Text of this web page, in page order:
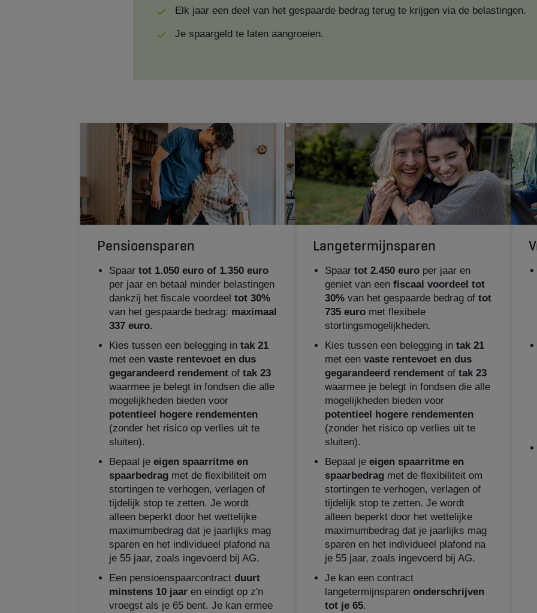
Elk jaar een deel van het gespaarde bedrag terug te krijgen via de belastingen.
Je spaargeld te laten aangroeien.
Pensioensparen
Spaar tot 1.050 euro of 1.350 euro
per jaar en betaal minder belastingen
dankzij het fiscale voordeel tot 30%
van het gespaarde bedrag: maximaal
337 euro.
Kies tussen een belegging in tak 21
met een vaste rentevoet en dus
gegarandeerd rendement of tak 23
waarmee je belegt in fondsen die alle
mogelijkheden bieden voor
potentieel hogere rendementen
(zonder het risico op verlies uit te
sluiten).
Bepaal je eigen spaarritme en
spaarbedrag met de flexibiliteit om
stortingen te verhogen, verlagen of
tijdelijk stop te zetten. Je wordt
alleen beperkt door het wettelijke
maximumbedrag dat je jaarlijks mag
sparen en het individueel plafond na
je 55 jaar, zoals ingevoerd bij AG.
Een pensioenspaarcontract duurt
minstens 10 jaar en eindigt op z'n
vroegst als je 65 bent. Je kan ermee
Langetermijnsparen
Spaar tot 2.450 euro per jaar en
geniet van een fiscaal voordeel tot
30% van het gespaarde bedrag of tot
735 euro met flexibele
stortingsmogelijkheden.
Kies tussen een belegging in tak 21
met een vaste rentevoet en dus
gegarandeerd rendement of tak 23
waarmee je belegt in fondsen die alle
mogelijkheden bieden voor
potentieel hogere rendementen
(zonder het risico op verlies uit te
sluiten).
Bepaal je eigen spaarritme en
spaarbedrag met de flexibiliteit om
stortingen te verhogen, verlagen of
tijdelijk stop te zetten. Je wordt
alleen beperkt door het wettelijke
maximumbedrag dat je jaarlijks mag
sparen en het individueel plafond na
je 55 jaar, zoals ingevoerd bij AG.
Je kan een contract
langetermijnsparen onderschrijven
tot je 65.